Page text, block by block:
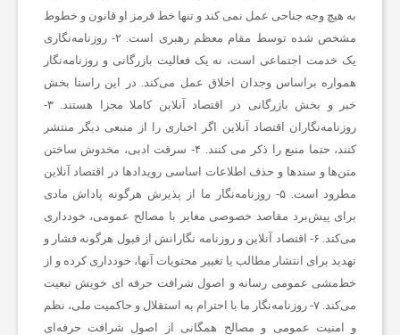
به هیچ وجه جناحی عمل نمی کند و تنها خط قرمز او قانون و خطوط
مشخص شده توسط مقام معظم رهبری است. ۲- روزنامه‌نگاری
یک خدمت اجتماعی است، نه یک فعالیت بازرگانی و روزنامه‌نگار
همواره براساس وجدان اخلاق عمل می‌کند. در این راستا بخش
خبر و بخش بازرگانی در اقتصاد آنلاین کاملا مجزا هستند. ۳-
روزنامه‌نگاران اقتصاد آنلاین اگر اخباری را از منبعی دیگر منتشر
کنند، حتما منبع را ذکر می کنند. ۴- سرقت ادبی، مخدوش ساختن
متن‌ها و سندها و حذف اطلاعات اساسی رویدادها در اقتصاد آنلاین
مطرود است. ۵- روزنامه‌نگار ما از پذیرش هرگونه پاداش مادی
برای پیش‌برد مقاصد خصوصی مغایر با مصالح عمومی، خودداری
می‌کند. ۶- اقتصاد آنلاین و روزنامه نگارانش از قبول هرگونه فشار و
تهدید برای انتشار مطالب یا تغییر محتویات آنها، خودداری کرده و از
خط‌مشی عمومی رسانه و اصول شرافت حرفه ای خویش تبعیت
می‌کند. ۷- روزنامه‌نگار ما با احترام به استقلال و حاکمیت ملی، نظم
و امنیت عمومی و مصالح همگانی از اصول شرافت حرفه‌ای